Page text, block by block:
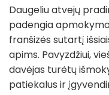
Daugeliu atvejų
padengia
franšizės sutartį
apims. Pavyzdžiui,
davėjas turėtų
patiekalus ir